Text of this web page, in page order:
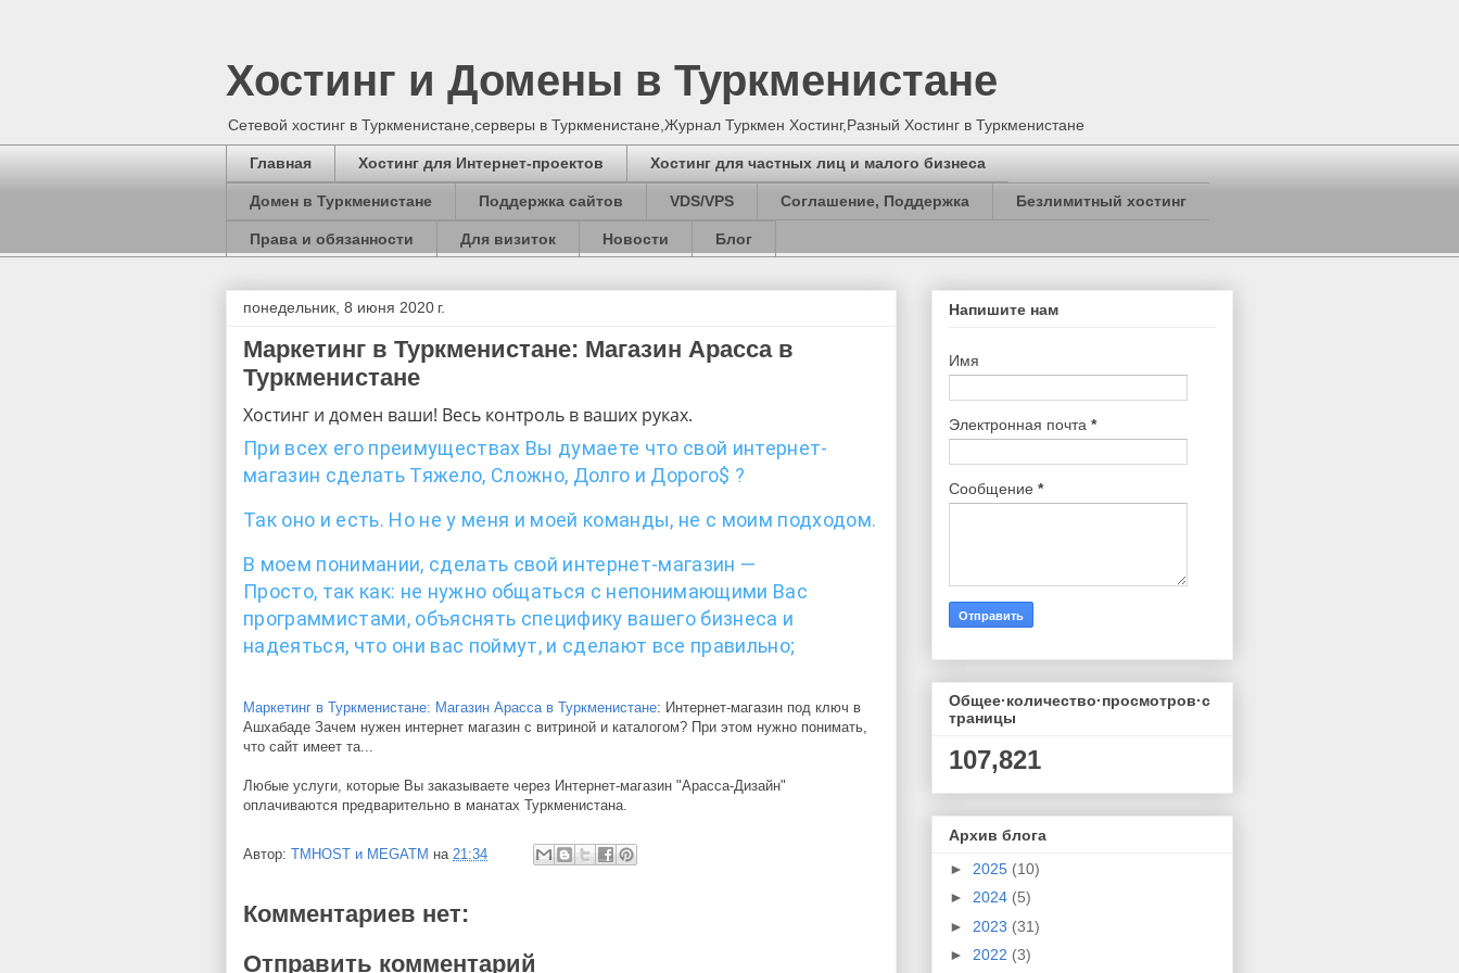
Хостинг и Домены в Туркменистане
Сетевой хостинг в Туркменистане,серверы в Туркменистане,Журнал Туркмен Хостинг,Разный Хостинг в Туркменистане
Главная Хостинг для Интернет-проектов Хостинг для частных лиц и малого бизнеса
Домен в Туркменистане Поддержка сайтов VDS/VPS Соглашение, Поддержка Безлимитный хостинг
Права и обязанности Для визиток Новости Блог
понедельник, 8 июня 2020 г.
Маркетинг в Туркменистане: Магазин Арасса в
Туркменистане
Хостинг и домен ваши! Весь контроль в ваших руках.
При всех его преимуществах Вы думаете что свой интернет-
магазин сделать Тяжело, Сложно, Долго и Дорого$ ?
Так оно и есть. Но не у меня и моей команды, не с моим подходом.
В моем понимании, сделать свой интернет-магазин —
Просто, так как: не нужно общаться с непонимающими Вас
программистами, объяснять специфику вашего бизнеса и
надеяться, что они вас поймут, и сделают все правильно;
Маркетинг в Туркменистане: Магазин Арасса в Туркменистане: Интернет-магазин под ключ в
Ашхабаде Зачем нужен интернет магазин с витриной и каталогом? При этом нужно понимать,
что сайт имеет та...
Любые услуги, которые Вы заказываете через Интернет-магазин "Арасса-Дизайн"
оплачиваются предварительно в манатах Туркменистана.
Автор: TMHOST и MEGATM на 21:34
Комментариев нет:
Отправить комментарий
Напишите нам
Имя
Электронная почта *
Сообщение *
Общее·количество·просмотров·с
траницы
107,821
Архив блога
► 2025 (10)
► 2024 (5)
► 2023 (31)
► 2022 (3)